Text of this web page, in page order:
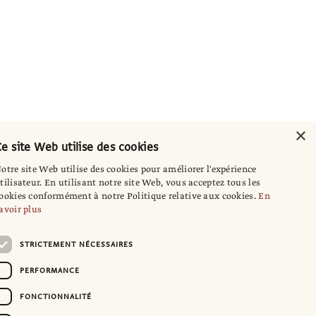
×
site Web utilise des cookies
site Web utilise des cookies pour améliorer l'expérience
En utilisant notre site Web, vous acceptez tous les
conformément à notre Politique relative aux cookies.En
plus
STRICTEMENT NÉCESSAIRES
PERFORMANCE
FONCTIONNALITÉ